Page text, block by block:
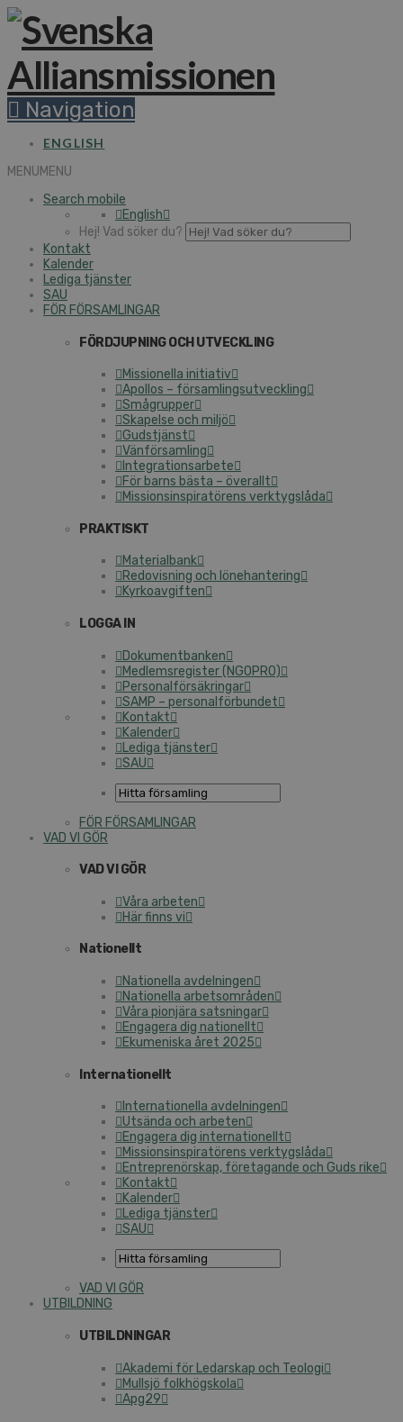
Navigation
ENGLISH
MENUMENU
Search mobile
English
Hej! Vad söker du?
Kontakt
Kalender
Lediga tjänster
SAU
FÖR FÖRSAMLINGAR
FÖRDJUPNING OCH UTVECKLING
Missionella initiativ
Apollos – församlingsutveckling
Smågrupper
Skapelse och miljö
Gudstjänst
Vänförsamling
Integrationsarbete
För barns bästa – överallt
Missionsinspiratörens verktygslåda
PRAKTISKT
Materialbank
Redovisning och lönehantering
Kyrkoavgiften
LOGGA IN
Dokumentbanken
Medlemsregister (NGOPRO)
Personalförsäkringar
SAMP – personalförbundet
Kontakt
Kalender
Lediga tjänster
SAU
FÖR FÖRSAMLINGAR
VAD VI GÖR
VAD VI GÖR
Våra arbeten
Här finns vi
Nationellt
Nationella avdelningen
Nationella arbetsområden
Våra pionjära satsningar
Engagera dig nationellt
Ekumeniska året 2025
Internationellt
Internationella avdelningen
Utsända och arbeten
Engagera dig internationellt
Missionsinspiratörens verktygslåda
Entreprenörskap, företagande och Guds rike
Kontakt
Kalender
Lediga tjänster
SAU
VAD VI GÖR
UTBILDNING
UTBILDNINGAR
Akademi för Ledarskap och Teologi
Mullsjö folkhögskola
Apg29